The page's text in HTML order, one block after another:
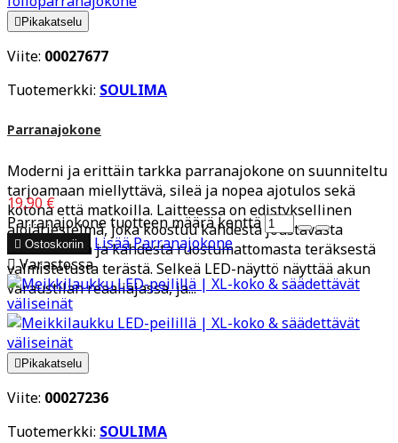
 Pikakatselu
Viite: 00027677
Tuotemerkki: SOULIMA
Parranajokone
Moderni ja erittäin tarkka parranajokone on suunniteltu
tarjoamaan miellyttävä, sileä ja nopea ajotulos sekä
kotona että matkoilla. Laitteessa on edistyksellinen
ajojärjestelmä, joka koostuu kahdesta joustavasta
teräverkosta ja kahdesta ruostumattomasta teräksestä
valmistetusta terästä. Selkeä LED-näyttö näyttää akun
varaustilan reaaliajassa, ja...
19,90 €
Parranajokone tuotteen määrä kenttä
 Ostoskoriin LisääParranajokone
Varastossa
 Pikakatselu
Viite: 00027236
Tuotemerkki: SOULIMA